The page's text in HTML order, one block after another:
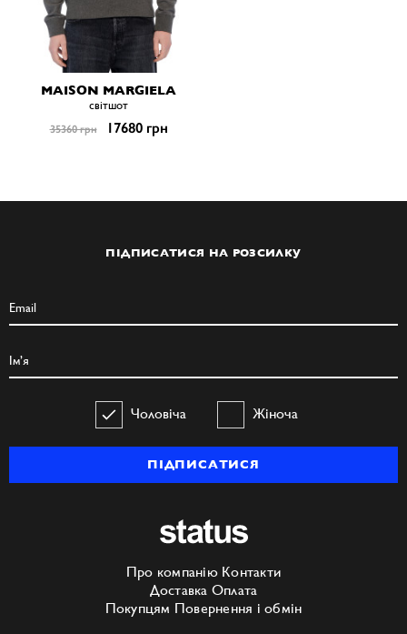
MAISON MARGIELA
світшот
35360 грн 17680 грн
ПІДПИСАТИСЯ НА РОЗСИЛКУ
Чоловіча Жіноча
ПІДПИСАТИСЯ
Про компанію Контакти
Доставка Оплата
Покупцям Повернення і обмін